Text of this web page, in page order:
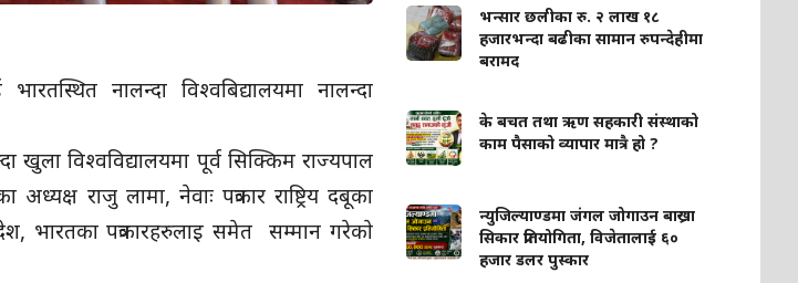
भारतस्थित नालन्दा विश्वबिद्यालयमा नालन्दा
खुला विश्वविद्यालयमा पूर्व सिक्किम राज्यपाल
राजु लामा, नेवाः पत्रकार राष्ट्रिय दबूका
भारतका पत्रकारहरुलाइ समेत सम्मान गरेकाे
भन्सार छलीका रु. २ लाख १८
हजारभन्दा बढीका सामान रुपन्देहीमा
बरामद
के बचत तथा ऋण सहकारी संस्थाको
काम पैसाको व्यापार मात्रै हो ?
न्युजिल्याण्डमा जंगल जोगाउन बाख्रा
सिकार प्रतियोगिता, विजेतालाई ६०
हजार डलर पुस्कार